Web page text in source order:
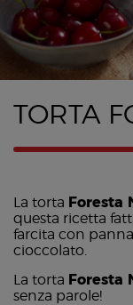
TORTA
La torta Foresta
questa ricetta
farcita con
cioccolato.
La torta Foresta
senza parole!